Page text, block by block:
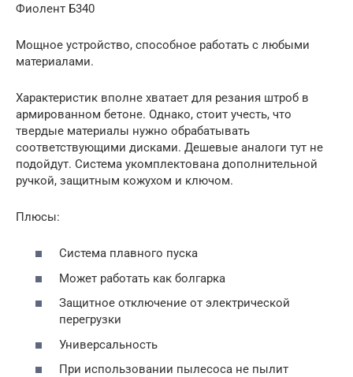
Фиолент Б340
Мощное устройство, способное работать с любыми
материалами.
Характеристик вполне хватает для резания штроб в
армированном бетоне. Однако, стоит учесть, что
твердые материалы нужно обрабатывать
соответствующими дисками. Дешевые аналоги тут не
подойдут. Система укомплектована дополнительной
ручкой, защитным кожухом и ключом.
Плюсы:
Система плавного пуска
Может работать как болгарка
Защитное отключение от электрической
перегрузки
Универсальность
При использовании пылесоса не пылит